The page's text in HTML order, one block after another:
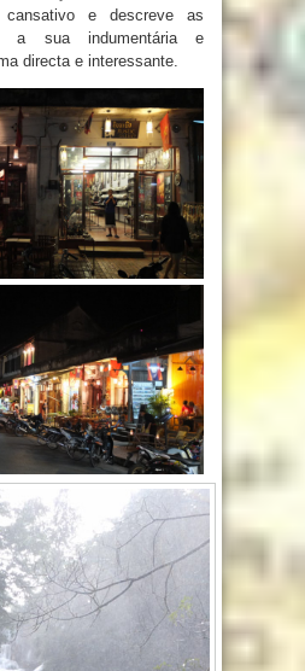
e descreve as
a sua indumentária e
directa e interessante.